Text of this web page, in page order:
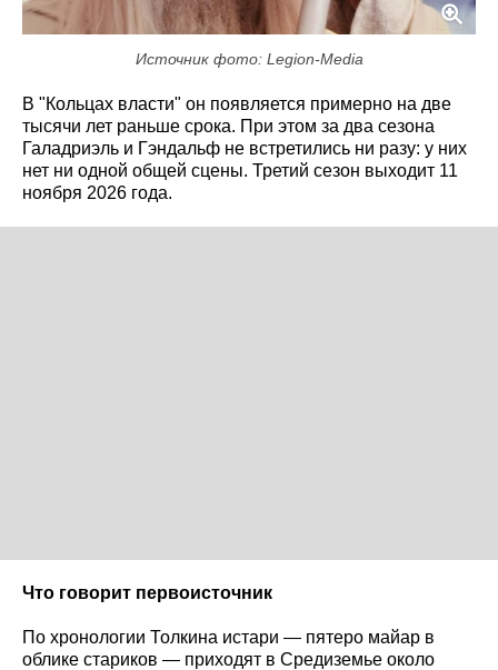
Источник фото: Legion-Media
В "Кольцах власти" он появляется примерно на две
тысячи лет раньше срока. При этом за два сезона
Галадриэль и Гэндальф не встретились ни разу: у них
нет ни одной общей сцены. Третий сезон выходит 11
ноября 2026 года.
Что говорит первоисточник
По хронологии Толкина истари — пятеро майар в
облике стариков — приходят в Средиземье около